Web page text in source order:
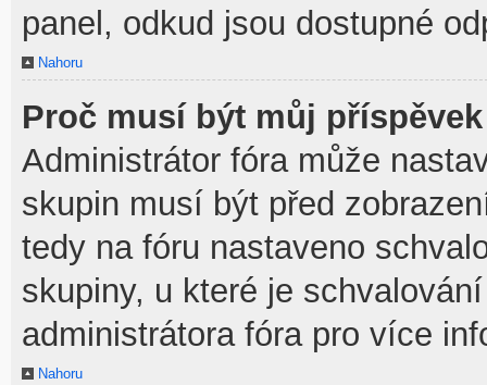
panel, odkud jsou dostupné
Nahoru
Proč musí být můj
Administrátor fóra může
skupin musí být před
tedy na fóru nastaveno
skupiny, u které je
administrátora fóra pro více
Nahoru